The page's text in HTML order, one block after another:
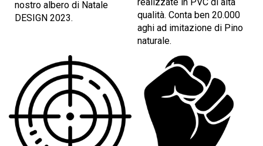
nostro albero di Natale
DESIGN 2023.
realizzate in PVC di alta
qualità. Conta ben 20.000
aghi ad imitazione di Pino
naturale.